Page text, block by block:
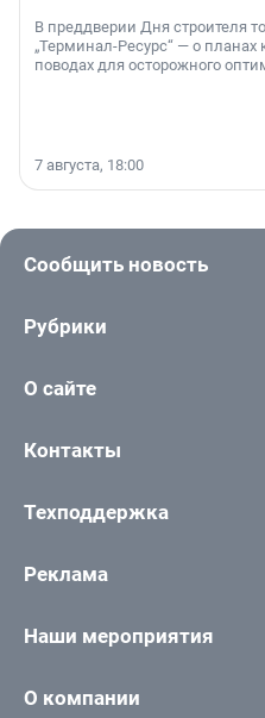
В преддверии Дня строителя
„Терминал-Ресурс“ — о
поводах для осторожного
7 августа, 18:00
Сообщить новость
Рубрики
О сайте
Контакты
Техподдержка
Реклама
Наши мероприятия
О компании